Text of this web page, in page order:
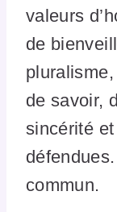
valeurs
de
de savoir,
sincérité et
commun.